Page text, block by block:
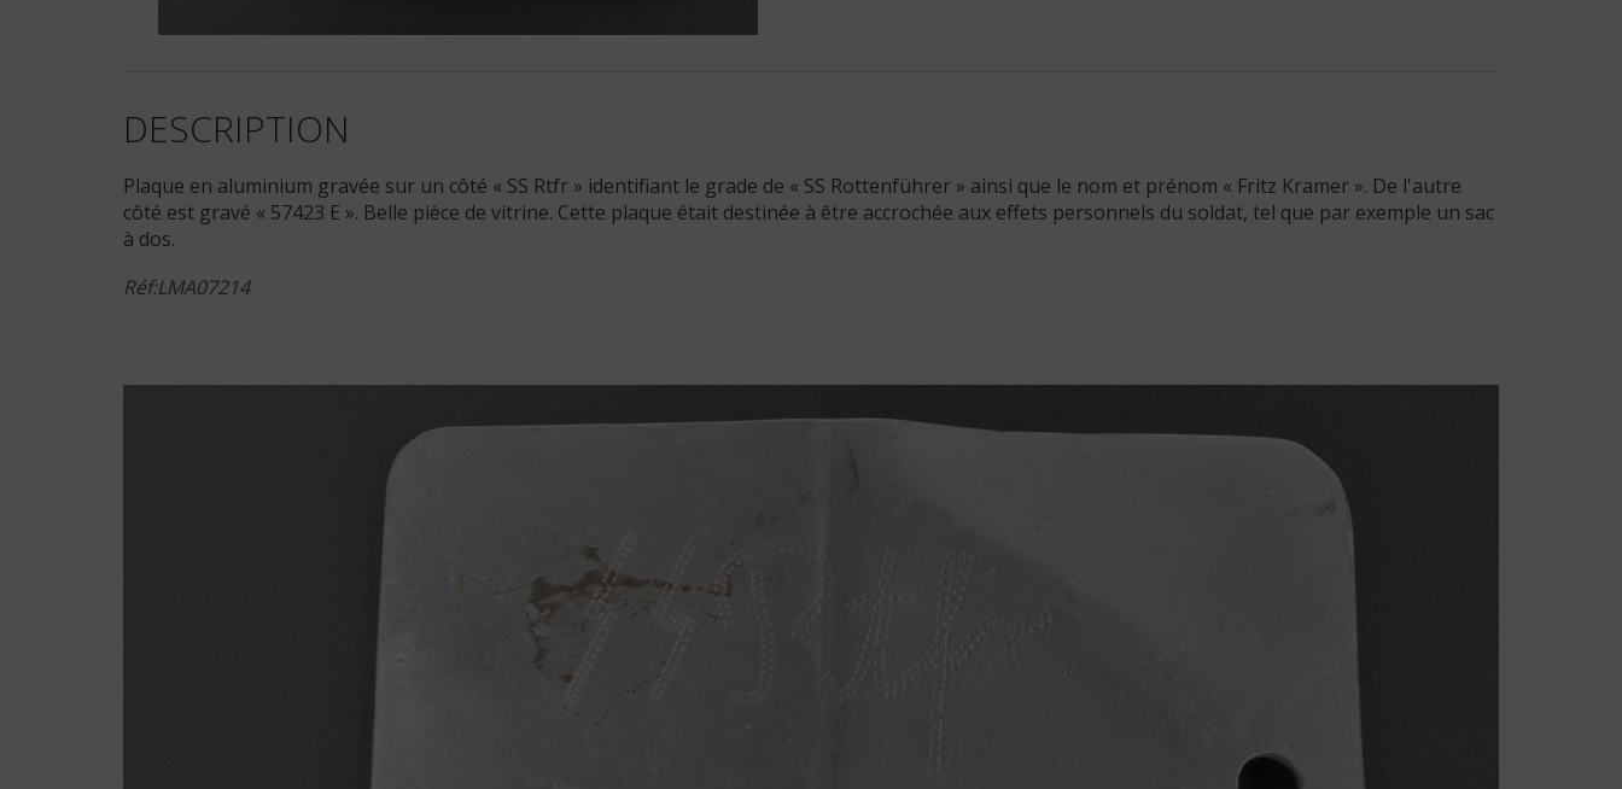
DESCRIPTION
Plaque en aluminium gravée sur un côté « SS Rtfr » identifiant le grade de « SS Rottenführer » ainsi que le nom et prénom « Fritz Kramer ». De l'autre
côté est gravé « 57423 E ». Belle pièce de vitrine. Cette plaque était destinée à être accrochée aux effets personnels du soldat, tel que par exemple un sac
à dos.
Réf:LMA07214